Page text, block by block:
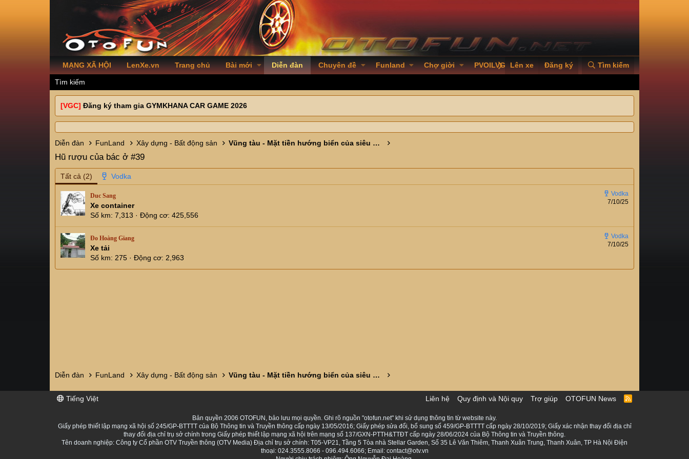
MẠNG XÃ HỘI LenXe.vn Trang chủ Bài mới Diễn đàn Chuyên đề Funland Chợ giời PVOILVGC2026
Lên xe Đăng ký Tìm kiếm
Tìm kiếm
[VGC] Đăng ký tham gia GYMKHANA CAR GAME 2026
Diễn đàn FunLand Xây dựng - Bất động sản Vũng tàu - Mặt tiền hướng biển của siêu đô thị mới Châu Á -Tp HCM
Hũ rượu của bác ở #39
Tất cả (2)
7/10/25
Duc Sang
Xe container
Số km 7,313 Động cơ 425,556
7/10/25
Đo Hoàng Giang
Xe tải
Số km
275 Động cơ 2,963
Diễn đàn FunLand Xây dựng - Bất động sản Vũng tàu - Mặt tiền hướng biển của siêu đô thị mới Châu Á -Tp HCM
Tiếng Việt Liên hệ Quy định và Nội quy Trợ giúp OTOFUN News
R
Bản quyền 2006 OTOFUN, bảo lưu mọi quyền. Ghi rõ nguồn "otofun.net" khi sử dụng thông tin từ website này.
Giấy phép thiết lập mạng xã hội số 245/GP-BTTTT của Bộ Thông tin và Truyền thông cấp ngày 13/05/2016; Giấy phép sửa đổi, bổ sung số 459/GP-BTTTT cấp ngày 28/10/2019; Giấy xác nhận thay đổi địa chỉ
thay đổi địa chỉ trụ sở chính trong Giấy phép thiết lập mạng xã hội trên mạng số 137/GXN-PTTH&TTĐT cấp ngày 28/06/2024 của Bộ Thông tin và Truyền thông.
Tên doanh nghiệp: Công ty Cổ phần OTV Truyền thông (OTV Media) Địa chỉ trụ sở chính: T05-VP21, Tầng 5 Tòa nhà Stellar Garden, Số 35 Lê Văn Thiêm, Thanh Xuân Trung, Thanh Xuân, TP Hà Nội Điện
thoại: 024.3555.8066 - 096.494.6066; Email: contact@otv.vn